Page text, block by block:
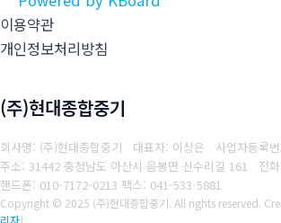
이용약관
개인정보처리방침
(주)현대종합중기
회사명: (주)현대종합중기 대표자: 이상은 사업자등록
주소: 31442 충청남도 아산시 음봉면 신수리길 161 전
핸드폰: 010-7172-0213 팩스: 041-533-5881
Copyright © 2025 (주)현대종합중기. All rights reserved.
리자]